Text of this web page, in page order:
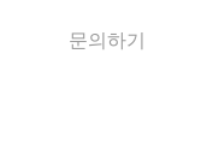
문의하기